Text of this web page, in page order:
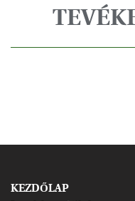
KEZDŐLAP